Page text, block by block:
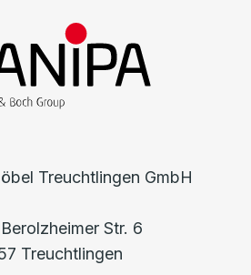
Treuchtlingen GmbH
Str. 6
Treuchtlingen